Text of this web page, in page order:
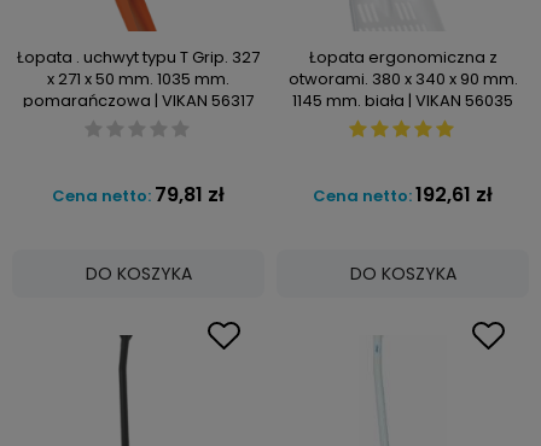
Łopata . uchwyt typu T Grip. 327
x 271 x 50 mm. 1035 mm.
pomarańczowa | VIKAN 56317
Cena netto: 79,81 zł
DO KOSZYKA
Łopata ergonomiczna z
otworami. 380 x 340 x 90 mm.
1145 mm. biała | VIKAN 56035
Cena netto:192,61 zł
DO KOSZYKA